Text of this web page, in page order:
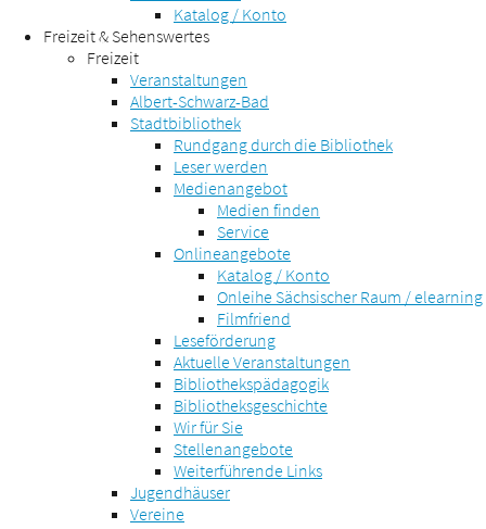
Katalog / Konto
Freizeit & Sehenswertes
Freizeit
Veranstaltungen
Albert-Schwarz-Bad
Stadtbibliothek
Rundgang durch die Bibliothek
Leser werden
Medienangebot
Medien finden
Service
Onlineangebote
Katalog / Konto
Onleihe Sächsischer Raum / elearning
Filmfriend
Leseförderung
Aktuelle Veranstaltungen
Bibliothekspädagogik
Bibliotheksgeschichte
Wir für Sie
Stellenangebote
Weiterführende Links
Jugendhäuser
Vereine